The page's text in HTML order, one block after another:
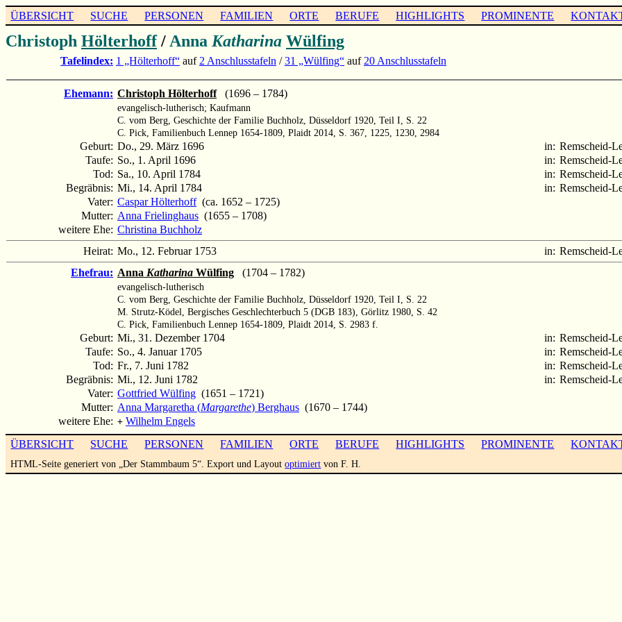
ÜBERSICHT SUCHE PERSONEN FAMILIEN ORTE BERUFE HIGHLIGHTS PROMINENTE
Christoph Hölterhoff / Anna Katharina Wülfing
Tafelindex: 1 „Hölterhoff“ auf 2 Anschlusstafeln /31 „Wülfing“ auf 20 Anschlusstafeln
Ehemann: Christoph Hölterhoff(1696 – 1784)
evangelisch-lutherisch; Kaufmann
C. vom Berg, Geschichte der Familie Buchholz, Düsseldorf 1920, Teil I, S. 22
C. Pick, Familienbuch Lennep 1654-1809, Plaidt 2014, S. 367, 1225, 1230, 2984
Geburt: Do., 29. März 1696 in: Remscheid-
Taufe: So., 1. April 1696 in: Remscheid-
Tod: Sa., 10. April 1784 in: Remscheid-
Begräbnis: Mi., 14. April 1784 in: Remscheid-
Vater: Caspar Hölterhoff(ca. 1652 – 1725)
Mutter: Anna Frielinghaus (1655 – 1708)
weitere Ehe: Christina Buchholz
Heirat: Mo., 12. Februar 1753 in: Remscheid-
Ehefrau: Anna Katharina Wülfing (1704 – 1782)
evangelisch-lutherisch
C. vom Berg, Geschichte der Familie Buchholz, Düsseldorf 1920, Teil I, S. 22
M. Strutz-Ködel, Bergisches Geschlechterbuch 5 (DGB 183), Görlitz 1980, S. 42
C. Pick, Familienbuch Lennep 1654-1809, Plaidt 2014, S. 2983 f.
Geburt: Mi., 31. Dezember 1704 in: Remscheid-
Taufe: So., 4. Januar 1705 in: Remscheid-
Tod: Fr., 7. Juni 1782 in: Remscheid-
Begräbnis: Mi., 12. Juni 1782 in: Remscheid-
Vater: Gottfried Wülfing (1651 – 1721)
Mutter: Anna Margaretha (Margarethe) Berghaus (1670 – 1744)
weitere Ehe: + Wilhelm Engels
ÜBERSICHT
SUCHE PERSONEN FAMILIEN ORTE BERUFE HIGHLIGHTS PROMINENTE
HTML-Seite generiert von „Der Stammbaum 5“. Export und Layoutoptimiert von F. H.